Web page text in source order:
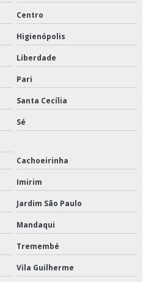
Centro
Higienópolis
Liberdade
Pari
Santa Cecília
Sé
Cachoeirinha
Imirim
Jardim São Paulo
Mandaqui
Tremembé
Vila Guilherme